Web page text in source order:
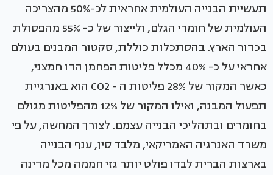
תעשיית הבנייה העולמית אחראית לכ-50% מהצריכה
העולמית של חומרי הגלם, ולייצור של כ- 55% מהפסולת
בכדור הארץ. בהסתכלות כוללת, סקטור המבנים בעולם
אחראי על כ- 40% מכלל פליטות הפחמן הדו חמצני,
כאשר המקור של 28% פליטות ה - CO2 הוא באנרגיית
תפעול המבנה, ואילו המקור של 12% מהפליטות מגולם
בחומרים ובתהליכי הבנייה עצמם. לצורך המחשה, על פי
משרד האנרגיה האמריקאי, מלבד סין, ענף הבנייה
בארצות הברית לבדו פולט יותר גזי חממה מכל מדינה